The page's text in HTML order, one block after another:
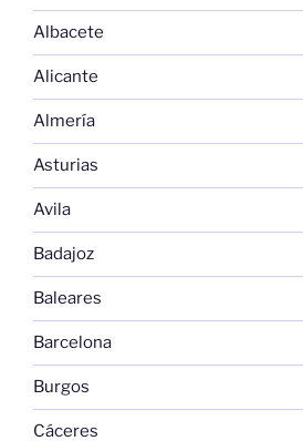
Albacete
Alicante
Almería
Asturias
Avila
Badajoz
Baleares
Barcelona
Burgos
Cáceres